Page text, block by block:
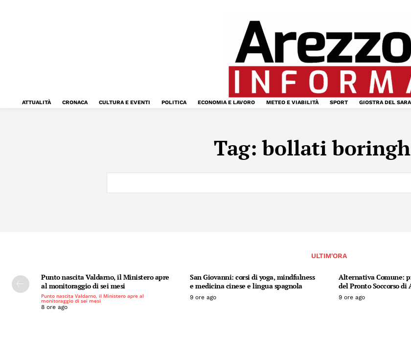
ATTUALITÀ CRONACA CULTURA E EVENTI POLITICA ECONOMIA E LAVORO METEO E VIABILITÀ SPORT GIOSTRA DEL
Tag:bollati
ULTIM'ORA
Punto nascita Valdarno, il Ministero apre
al monitoraggio di sei mesi
Punto nascita Valdarno, il Ministero apre al
monitoraggio di sei mesi
8 ore ago
San Giovanni: corsi di yoga, mindfulness
e medicina cinese e lingua spagnola
9 ore ago
Alternativa Comune:
del Pronto Soccorso di
9 ore ago